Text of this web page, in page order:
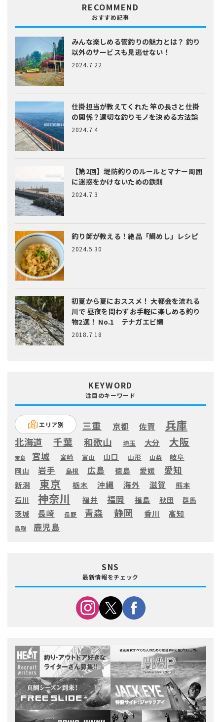
RECOMMEND
おすすめ記事
みんな楽しめる管釣りの魅力とは？ 釣り
以外のサービスも見逃せない！
2024.7.22
仕掛担当が教えてくれた竿の長さと仕掛
の関係？適切な釣りモノを決める方法論
2024.7.4
【第2回】堤防釣りのルールとマナー周囲
に迷惑をかけないための鉄則
2024.7.3
釣り師が教える！絶品「鯛めし」レシピ
2024.5.30
初夏から夏におススメ！ 大都会を流れる
川で 昼夜を問わずお手軽に楽しめる釣り
物2選！ No.1 テナガエビ編
2018.7.18
KEYWORD
注目のキーワード
エリア別 三重 京都 佐賀 兵庫
北海道 千葉 和歌山 埼玉 大分 大阪
奈良 宮城 宮崎 富山 山口 山形 山梨
岐阜
岡山
岩手 島根 広島 徳島 愛媛 愛知
新潟 東京 栃木 沖縄 海外 滋賀
熊本
石川
神奈川 福井 福岡 福島 秋田 群馬
茨城 長崎 長野 青森 静岡 香川 高知
鳥取 鹿児島
SNS
最新情報をチェック